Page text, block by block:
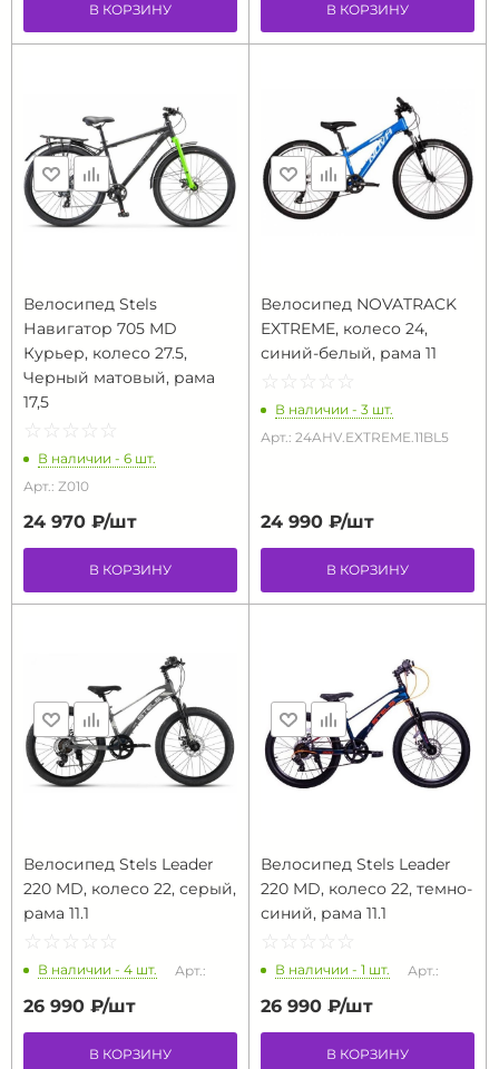
В КОРЗИНУ В КОРЗИНУ
Велосипед Stels
Навигатор 705 MD
Курьер, колесо 27.5,
Черный матовый, рама
17,5
☆ ☆ ☆ ☆ ☆
★ ★ ★ ★ ★
В наличии - 6 шт.
Арт.: Z010
24 970 ₽/шт
В КОРЗИНУ
Велосипед NOVATRACK
EXTREME, колесо 24,
синий-белый, рама 11
☆ ☆ ☆ ☆ ☆
★ ★ ★ ★ ★
В наличии - 3 шт.
Арт.: 24AHV.EXTREME.11BL5
24 990 ₽/шт
В КОРЗИНУ
Велосипед Stels Leader
220 MD, колесо 22, серый,
рама 11.1
☆ ☆ ☆ ☆ ☆
★ ★ ★ ★ ★
В наличии - 4 шт. Арт.:
26 990 ₽/шт
В КОРЗИНУ
Велосипед Stels Leader
220 MD, колесо 22, темно-
синий, рама 11.1
☆ ☆ ☆ ☆ ☆
★ ★ ★ ★ ★
В наличии - 1 шт. Арт.:
26 990 ₽/шт
В КОРЗИНУ